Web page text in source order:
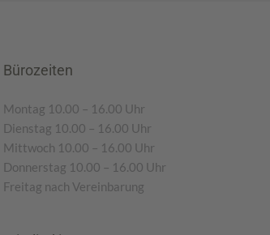
Bürozeiten
Montag 10.00 – 16.00 Uhr
Dienstag 10.00 – 16.00 Uhr
Mittwoch 10.00 – 16.00 Uhr
Donnerstag 10.00 – 16.00 Uhr
Freitag nach Vereinbarung